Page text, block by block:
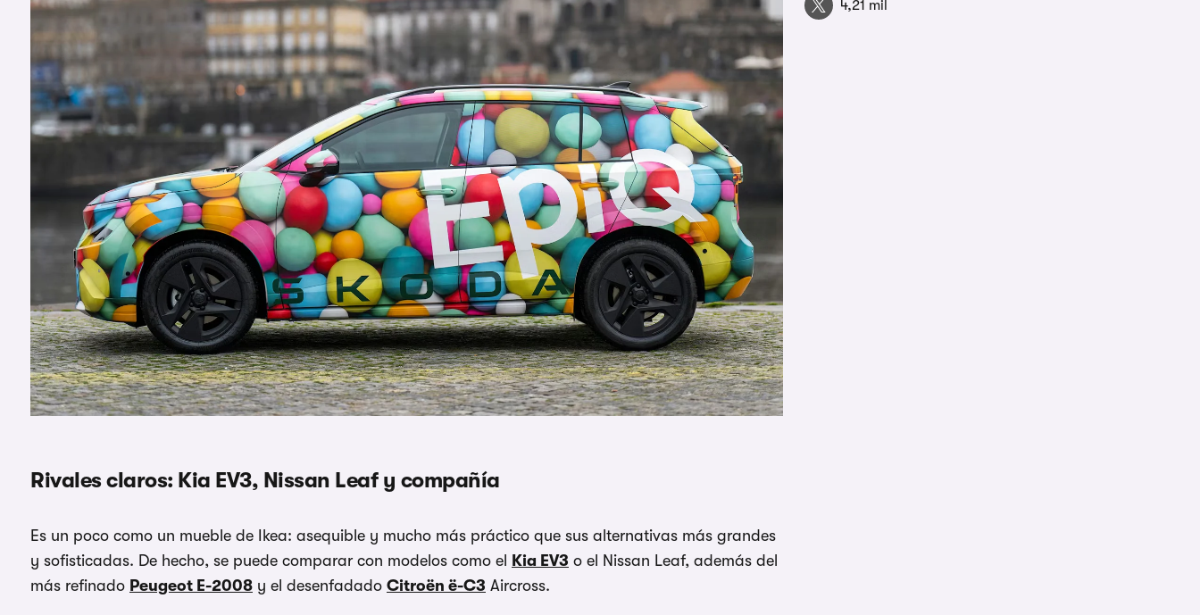
Rivales claros: Kia EV3, Nissan Leaf y compañía
Es un poco como un mueble de Ikea: asequible y mucho más práctico que sus alternativas más grandes
y sofisticadas. De hecho, se puede comparar con modelos como el Kia EV3 o el Nissan Leaf, además del
más refinado Peugeot E-2008 y el desenfadado Citroën ë-C3 Aircross.
4,21 mil